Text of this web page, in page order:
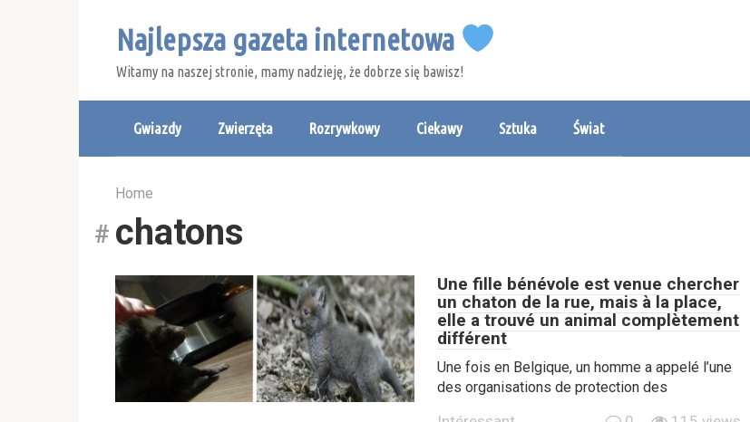
Najlepsza gazeta internetowa
Witamy na naszej stronie, mamy nadzieję, że dobrze się bawisz!
Gwiazdy Zwierzęta Rozrywkowy Ciekawy Sztuka Świat
Home
chatons
Une fille bénévole est venue chercher
un chaton de la rue, mais à la place,
elle a trouvé un animal complètement
différent
Une fois en Belgique, un homme a appelé l’une
des organisations de protection des